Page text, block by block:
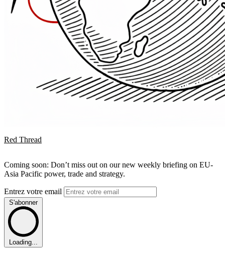
Red Thread
Coming soon: Don’t miss out on our new weekly briefing on EU-
Asia Pacific power, trade and strategy.
Entrez votre email
S'abonner
Loading...